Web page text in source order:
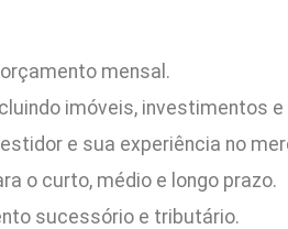
mensal.
imóveis, investimentos
e sua experiência no
o curto, médio e longo prazo.
sucessório e tributário.